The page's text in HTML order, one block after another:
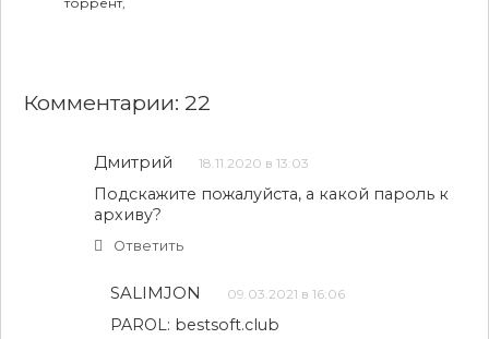
Комментарии: 22
Дмитрий 18.11.2020 в 13:03
Подскажите пожалуйста, а какой пароль к
архиву?
Ответить
SALIMJON 09.03.2021 в 16:06
PAROL: bestsoft.club